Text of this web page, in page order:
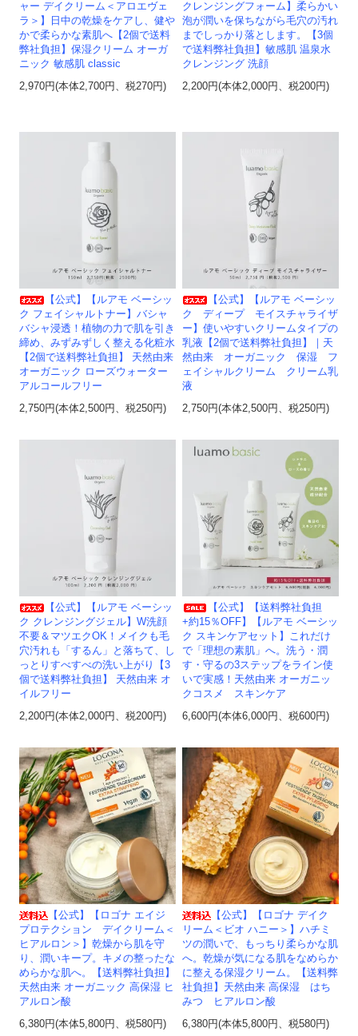
ャー デイクリーム＜アロエヴェ
ラ＞】日中の乾燥をケアし、健や
かで柔らかな素肌へ【2個で送料
弊社負担】保湿クリーム オーガ
ニック 敏感肌 classic
2,970円(本体2,700円、税270円)
クレンジングフォーム】柔らかい
泡が潤いを保ちながら毛穴の汚れ
までしっかり落とします。【3個
で送料弊社負担】敏感肌 温泉水
クレンジング 洗顔
2,200円(本体2,000円、税200円)
【公式】【ルアモ ベーシッ
ク フェイシャルトナー】バシャ
バシャ浸透！植物の力で肌を引き
締め、みずみずしく整える化粧水
【2個で送料弊社負担】 天然由来
オーガニック ローズウォーター
アルコールフリー
2,750円(本体2,500円、税250円)
【公式】【ルアモ ベーシッ
ク ディープ モイスチャライザ
ー】使いやすいクリームタイプの
乳液【2個で送料弊社負担】｜天
然由来 オーガニック 保湿 フ
ェイシャルクリーム クリーム乳
液
2,750円(本体2,500円、税250円)
【公式】【ルアモ ベーシッ
ク クレンジングジェル】W洗顔
不要＆マツエクOK！メイクも毛
穴汚れも「するん」と落ちて、し
っとりすべすべの洗い上がり【3
個で送料弊社負担】 天然由来 オ
イルフリー
2,200円(本体2,000円、税200円)
【公式】【送料弊社負担
+約15％OFF】【ルアモ ベーシッ
ク スキンケアセット】これだけ
で「理想の素肌」へ。洗う・潤
す・守るの3ステップをライン使
いで実感！天然由来 オーガニッ
クコスメ スキンケア
6,600円(本体6,000円、税600円)
【公式】【ロゴナ エイジ
プロテクション デイクリーム＜
ヒアルロン＞】乾燥から肌を守
り、潤いキープ。キメの整ったな
めらかな肌へ。【送料弊社負担】
天然由来 オーガニック 高保湿 ヒ
アルロン酸
6,380円(本体5,800円、税580円)
【公式】【ロゴナ デイク
リーム＜ビオ ハニー＞】ハチミ
ツの潤いで、もっちり柔らかな肌
へ。乾燥が気になる肌をなめらか
に整える保湿クリーム。【送料弊
社負担】天然由来 高保湿 はち
みつ ヒアルロン酸
6,380円(本体5,800円、税580円)